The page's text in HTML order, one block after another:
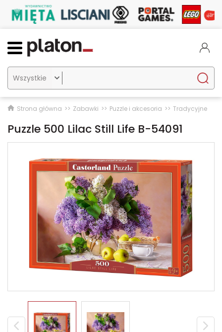

Strona główna Zabawki Puzzle i akcesoria Tradycyjne
Puzzle 500 Lilac Still Life B-54091